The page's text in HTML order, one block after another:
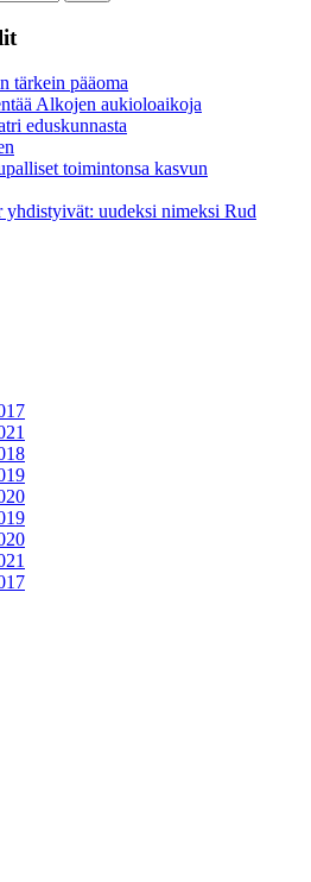
tärkein pääoma
Alkojen aukioloaikoja
eduskunnasta
toimintonsa kasvun
yhdistyivät: uudeksi nimeksi Rud